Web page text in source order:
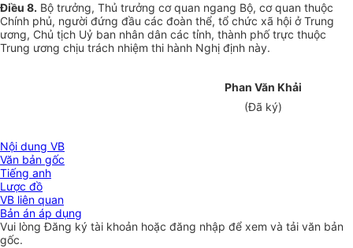
Điều 8. Bộ trưởng, Thủ trưởng cơ quan ngang Bộ, cơ quan thuộc
Chính phủ, người đứng đầu các đoàn thể, tổ chức xã hội ở Trung
ương, Chủ tịch Uỷ ban nhân dân các tỉnh, thành phố trực thuộc
Trung ương chịu trách nhiệm thi hành Nghị định này.
Phan Văn Khải
(Đã ký)
Nội dung VB
Văn bản gốc
Tiếng anh
Lược đồ
VB liên quan
Bản án áp dụng
Vui lòngĐăng ký tài khoản hoặc đăng nhập để xem và tải văn bản
gốc.